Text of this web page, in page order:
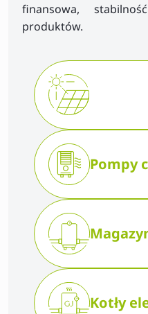
finansowa,
produktów.
Pompy
Kotły